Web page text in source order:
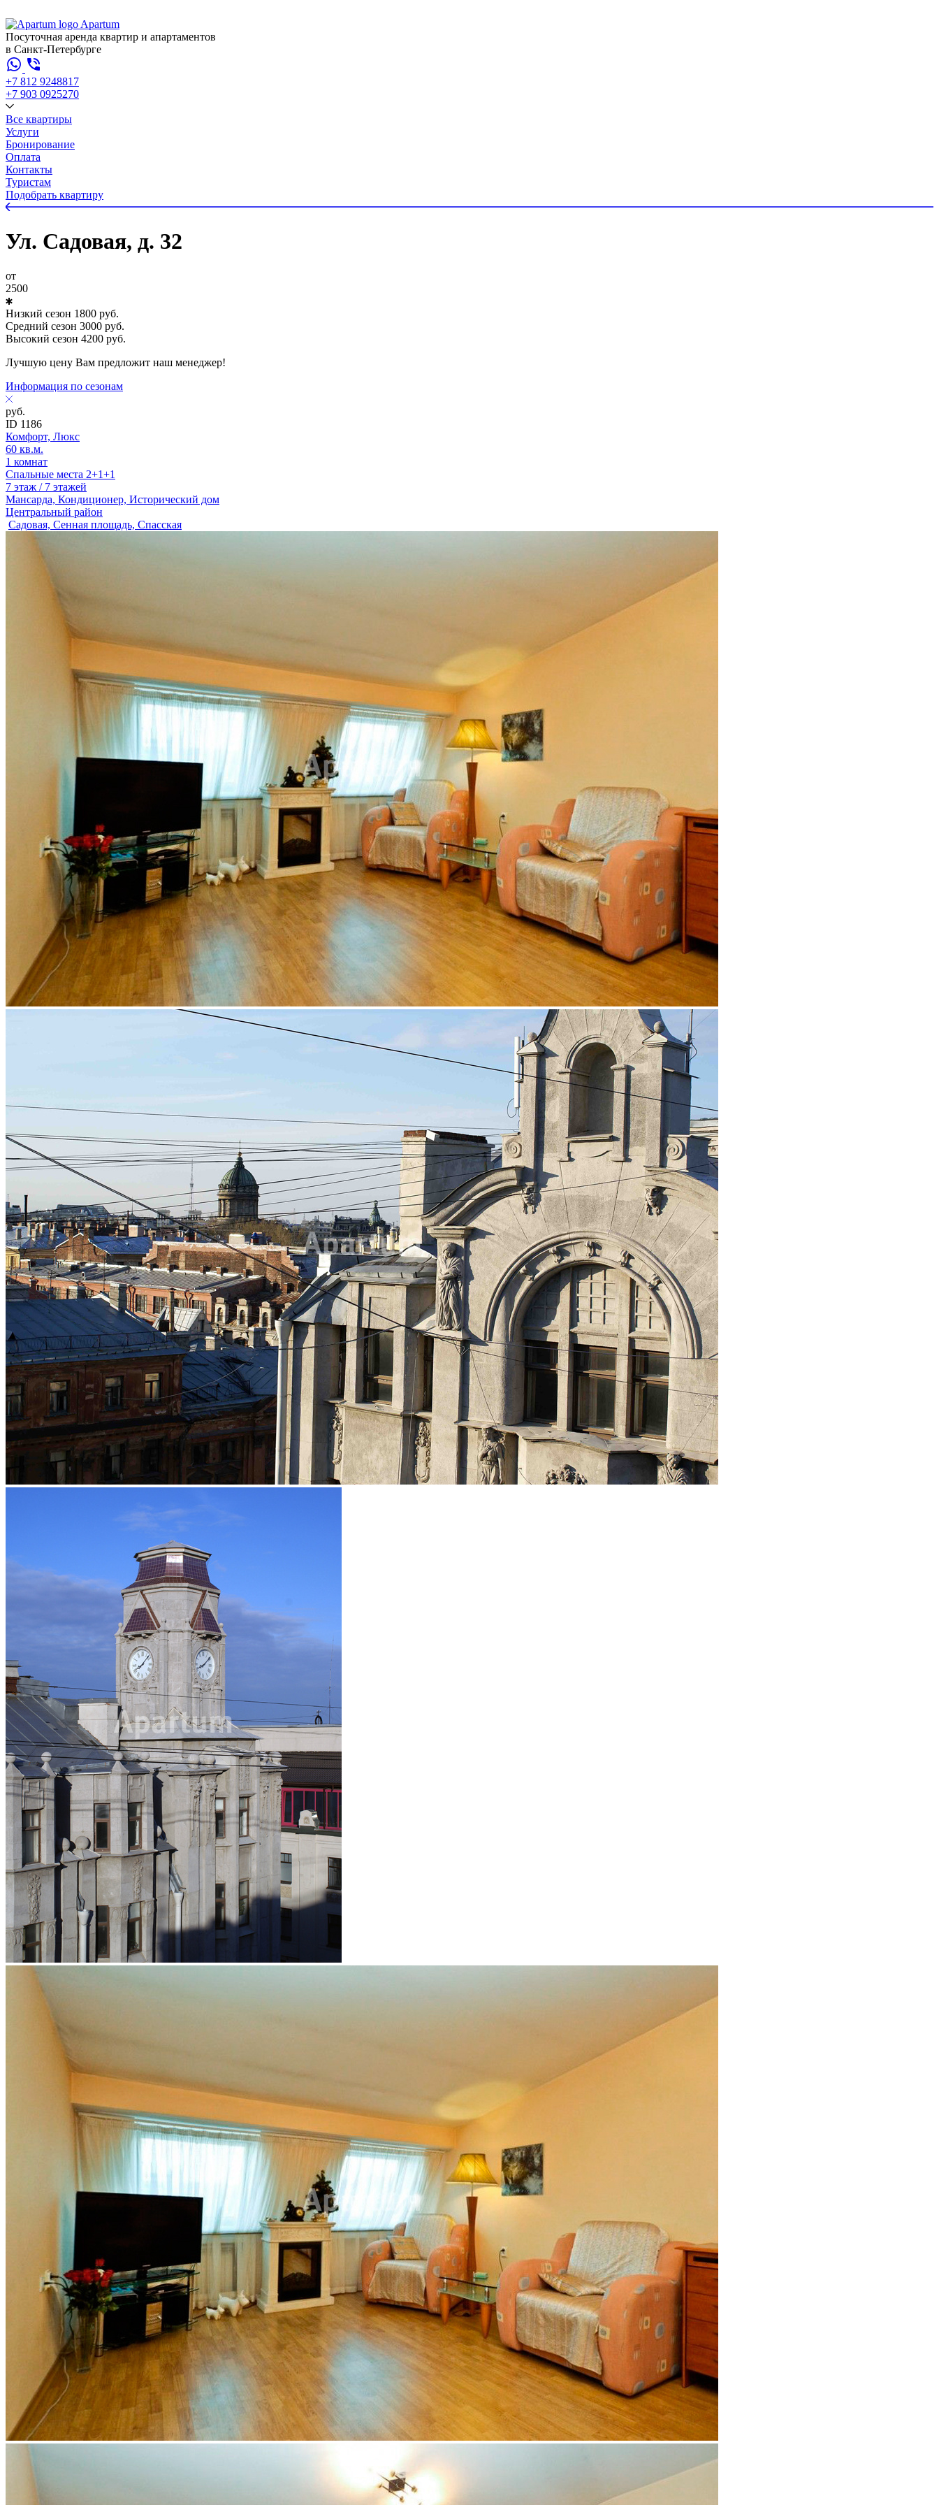
Apartum
Посуточная аренда квартир и апартаментов
в Санкт-Петербурге
+7 812 9248817
+7 903 0925270
Все квартиры
Услуги
Бронирование
Оплата
Контакты
Туристам
Подобрать квартиру
Ул. Садовая, д. 32
от
2500
Низкий сезон 1800 руб.
Средний сезон 3000 руб.
Высокий сезон 4200 руб.
Лучшую цену Вам предложит наш менеджер!
Информация по сезонам
руб.
ID 1186
Комфорт, Люкс
60 кв.м.
1 комнат
Спальные места 2+1+1
7 этаж / 7 этажей
Мансарда, Кондиционер, Исторический дом
Центральный район
Садовая, Сенная площадь, Спасская